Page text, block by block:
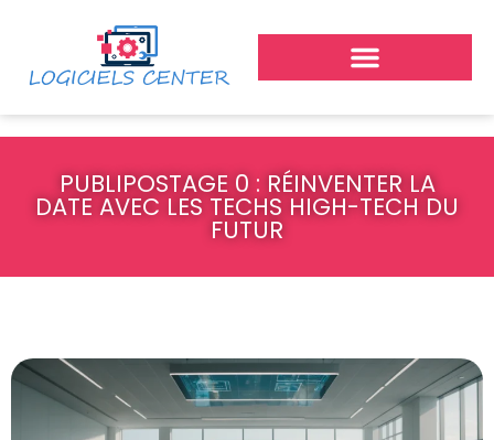
PUBLIPOSTAGE 0 : RÉINVENTER LA
DATE AVEC LES TECHS HIGH-TECH DU
FUTUR